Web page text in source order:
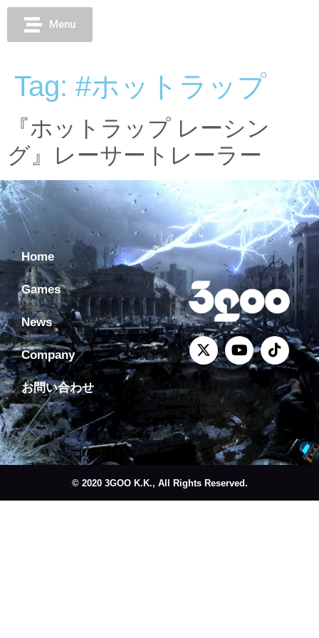
Menu
Tag: #ホットラップ
『ホットラップ レーシン
グ』レーサートレーラー
Home
Games
News
Company
お問い合わせ
© 2020 3GOO K.K., All Rights Reserved.